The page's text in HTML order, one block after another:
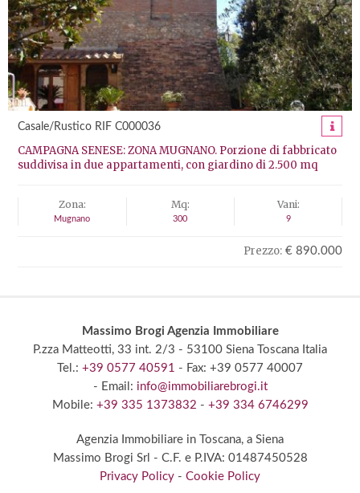
Casale/Rustico RIF C000036
CAMPAGNA SENESE: ZONA MUGNANO. Porzione di fabbricato
suddivisa in due appartamenti, con giardino di 2.500 mq
Zona:
Mugnano
Mq:
300
Vani:
9
Prezzo: € 890.000
Massimo Brogi Agenzia Immobiliare
P.zza Matteotti, 33 int. 2/3 - 53100 Siena
Toscana Italia
Tel.: +39 0577 40591 - Fax: +39 0577 40007
- Email: info@immobiliarebrogi.it
Mobile: +39 335 1373832 - +39 334 6746299
Agenzia Immobiliare in Toscana, a Siena
Massimo Brogi Srl - C.F. e P.IVA: 01487450528
Privacy Policy - Cookie Policy